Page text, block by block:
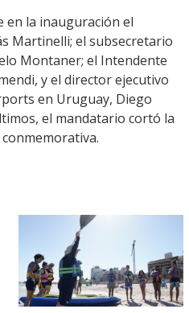
en la inauguración el
Martinelli; el subsecretario
Montaner; el Intendente
y el director ejecutivo
en Uruguay, Diego
el mandatario cortó la